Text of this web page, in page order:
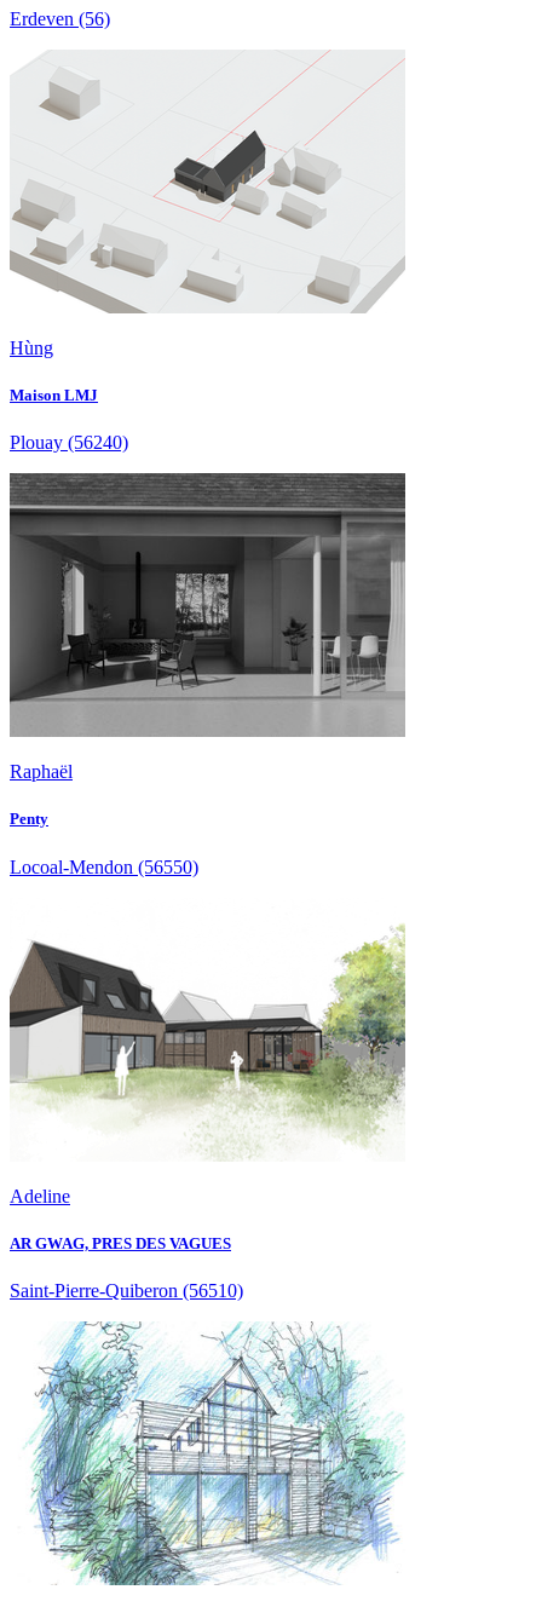
Erdeven (56)
Hùng
Maison LMJ
Plouay (56240)
Raphaël
Penty
Locoal-Mendon (56550)
Adeline
AR GWAG, PRES DES VAGUES
Saint-Pierre-Quiberon (56510)